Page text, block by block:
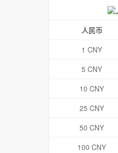
人民币
1 CNY
5 CNY
10 CNY
25 CNY
50 CNY
100 CNY